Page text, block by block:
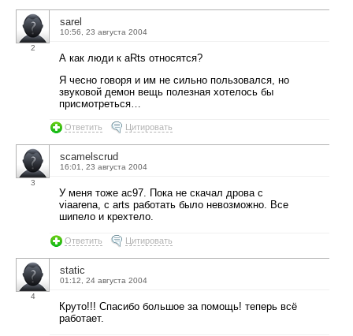
2
sarel
10:56, 23 августа 2004
А как люди к aRts относятся?
Я чесно говоря и им не сильно пользовался, но
звуковой демон вещь полезная хотелось бы
присмотреться…
Ответить Цитировать
3
scamelscrud
16:01, 23 августа 2004
У меня тоже ac97. Пока не скачал дрова с
viaarena, с arts работать было невозможно. Все
шипело и крехтело.
Ответить Цитировать
4
static
01:12, 24 августа 2004
Круто!!! Спасибо большое за помощь! теперь всё
работает.